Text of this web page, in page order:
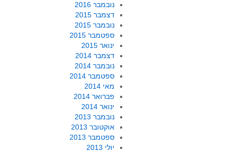
נובמבר 2016
דצמבר 2015
נובמבר 2015
ספטמבר 2015
ינואר 2015
דצמבר 2014
נובמבר 2014
ספטמבר 2014
מאי 2014
פברואר 2014
ינואר 2014
נובמבר 2013
אוקטובר 2013
ספטמבר 2013
יולי 2013